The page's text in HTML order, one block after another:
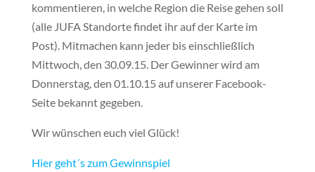
kommentieren, in welche Region die Reise gehen soll
(alle JUFA Standorte findet ihr auf der Karte im
Post). Mitmachen kann jeder bis einschließlich
Mittwoch, den 30.09.15. Der Gewinner wird am
Donnerstag, den 01.10.15 auf unserer Facebook-
Seite bekannt gegeben.
Wir wünschen euch viel Glück!
Hier geht´s zum Gewinnspiel